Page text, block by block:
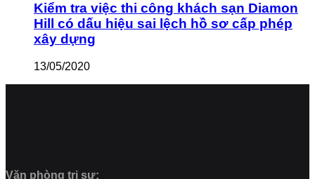
Kiểm tra việc thi công khách sạn Diamon
Hill có dấu hiệu sai lệch hồ sơ cấp phép
xây dựng
13/05/2020
Văn phòng trị sự: